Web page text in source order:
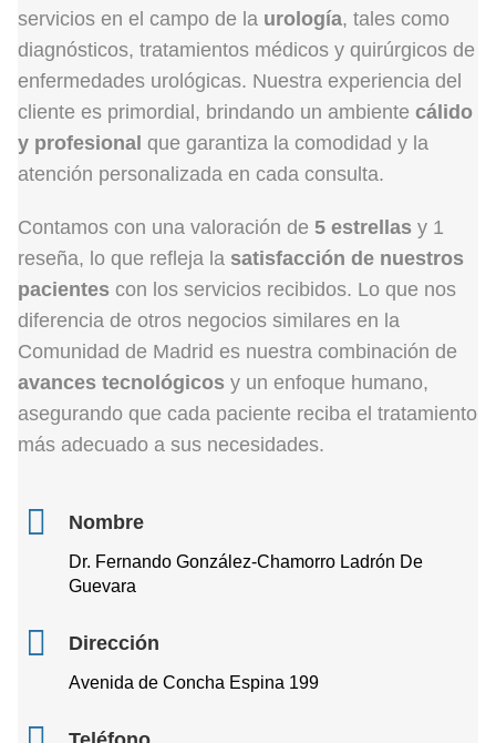
servicios en el campo de la urología, tales como
diagnósticos, tratamientos médicos y quirúrgicos de
enfermedades urológicas. Nuestra experiencia del
cliente es primordial, brindando un ambiente cálido
y profesional que garantiza la comodidad y la
atención personalizada en cada consulta.
Contamos con una valoración de 5 estrellas y 1
reseña, lo que refleja la satisfacción de nuestros
pacientes con los servicios recibidos. Lo que nos
diferencia de otros negocios similares en la
Comunidad de Madrid es nuestra combinación de
avances tecnológicos y un enfoque humano,
asegurando que cada paciente reciba el tratamiento
más adecuado a sus necesidades.
Nombre
Dr. Fernando González-Chamorro Ladrón De
Guevara
Dirección
Avenida de Concha Espina 199